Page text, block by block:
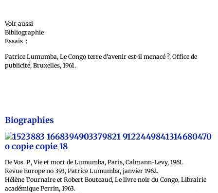
Voir aussi
Bibliographie
Essais :
Patrice Lumumba, Le Congo terre d'avenir est-il menacé ?, Office de
publicité, Bruxelles, 1961.
Biographies
De Vos. P., Vie et mort de Lumumba, Paris, Calmann-Levy, 1961.
Revue Europe no 393, Patrice Lumumba, janvier 1962.
Hélène Tournaire et Robert Bouteaud, Le livre noir du Congo, Librairie
académique Perrin, 1963.